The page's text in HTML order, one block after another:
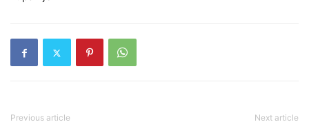
Previous article Next article